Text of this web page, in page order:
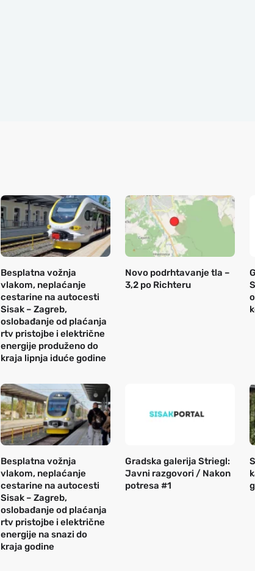
Besplatna vožnja
vlakom, neplaćanje
cestarine na autocesti
Sisak – Zagreb,
oslobađanje od plaćanja
rtv pristojbe i električne
energije produženo do
kraja lipnja iduće godine
Novo podrhtavanje tla –
3,2 po Richteru
Besplatna vožnja
vlakom, neplaćanje
cestarine na autocesti
Sisak – Zagreb,
oslobađanje od plaćanja
rtv pristojbe i električne
energije na snazi do
kraja godine
Gradska galerija Striegl:
Javni razgovori / Nakon
potresa #1